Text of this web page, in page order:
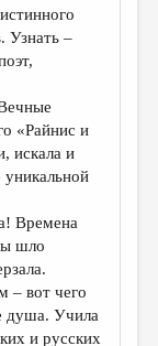
Узнать –
«Райнис и
искала и
уникальной
Времена
шло
– вот чего
душа. Учила
и русских